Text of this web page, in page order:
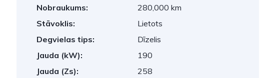
Nobraukums:
280,000 km
Stāvoklis:
Lietots
Degvielas tips:
Dīzelis
Jauda (kW):
190
Jauda (Zs):
258